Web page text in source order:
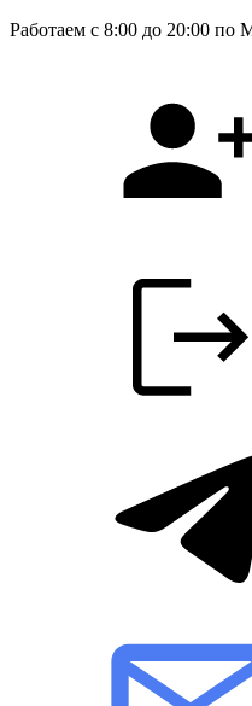
Работаем с 8:00 до 20:00